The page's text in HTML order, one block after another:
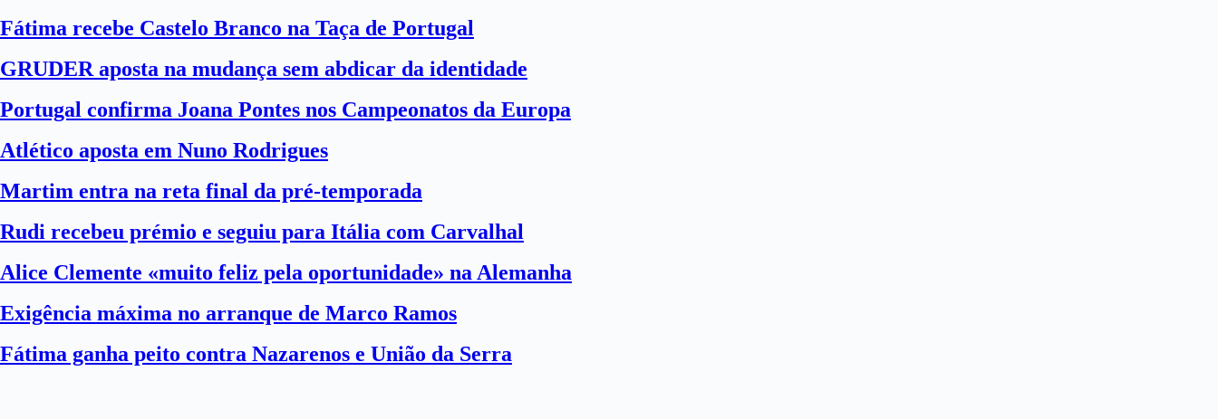
Fátima recebe Castelo Branco na Taça de Portugal
GRUDER aposta na mudança sem abdicar da identidade
Portugal confirma Joana Pontes nos Campeonatos da Europa
Atlético aposta em Nuno Rodrigues
Martim entra na reta final da pré-temporada
Rudi recebeu prémio e seguiu para Itália com Carvalhal
Alice Clemente «muito feliz pela oportunidade» na Alemanha
Exigência máxima no arranque de Marco Ramos
Fátima ganha peito contra Nazarenos e União da Serra